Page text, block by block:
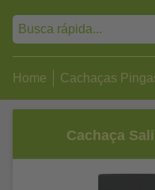
Home Cachaças
Cachaça